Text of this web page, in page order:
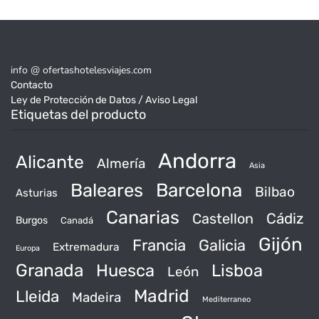
info @ ofertashotelesviajes.com
Contacto
Ley de Protección de Datos / Aviso Legal
Etiquetas del producto
Alicante Almería Andorra Asia
Asturias Baleares Barcelona Bilbao
Burgos Canadá Canarias Castellon Cádiz
Europa Extremadura Francia Galicia Gijón
Granada Huesca León Lisboa
Lleida Madeira Madrid Mediterraneo